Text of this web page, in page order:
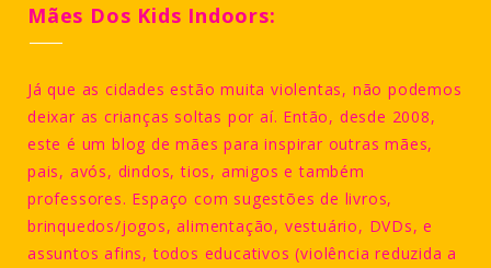
Mães Dos Kids Indoors:
Já que as cidades estão muita violentas, não podemos
deixar as crianças soltas por aí. Então, desde 2008,
este é um blog de mães para inspirar outras mães,
pais, avós, dindos, tios, amigos e também
professores. Espaço com sugestões de livros,
brinquedos/jogos, alimentação, vestuário, DVDs, e
assuntos afins, todos educativos (violência reduzida a